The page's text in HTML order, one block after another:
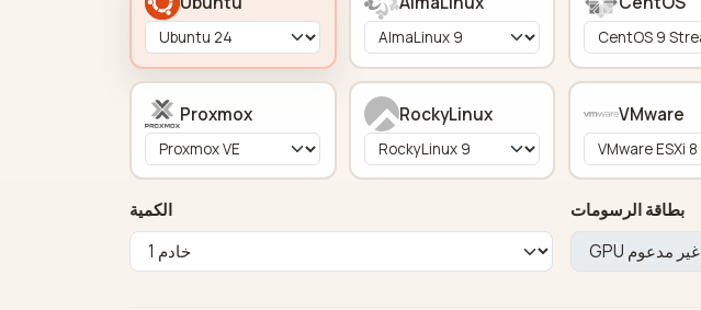
Proxmox RockyLinux VMware
الكمية بطاقة الرسومات